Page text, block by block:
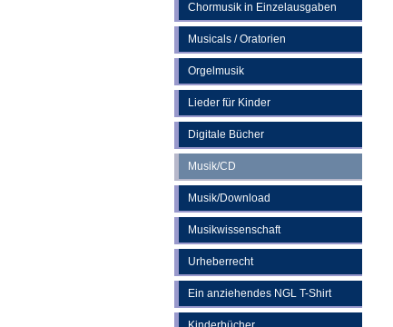
Chormusik in Einzelausgaben
Musicals / Oratorien
Orgelmusik
Lieder für Kinder
Digitale Bücher
Musik/CD
Musik/Download
Musikwissenschaft
Urheberrecht
Ein anziehendes NGL T-Shirt